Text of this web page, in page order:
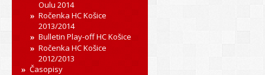
Oulu 2014
Ročenka HC Košice
2013/2014
Bulletin Play-off HC Košice
Ročenka HC Košice
2012/2013
Časopisy